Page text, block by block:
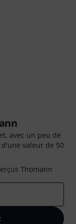
avec un peu de
valeur de 50
Thomann